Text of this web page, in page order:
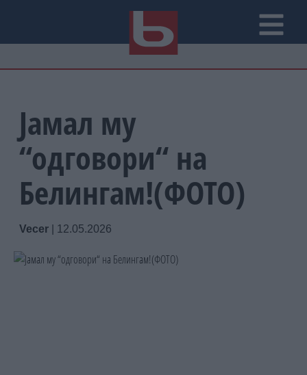
Јамал му
“одговори“ на
Белингам!(ФОТО)
Vecer 12.05.2026